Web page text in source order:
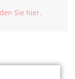
Sie hier.